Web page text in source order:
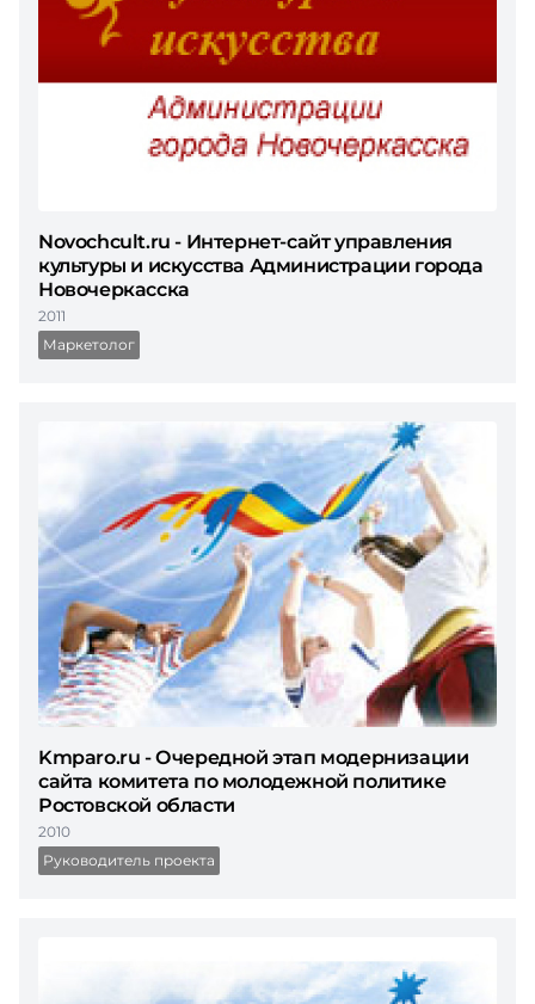
Novochcult.ru - Интернет-сайт управления
культуры и искусства Администрации города
Новочеркасска
2011
Маркетолог
Kmparo.ru - Очередной этап модернизации
сайта комитета по молодежной политике
Ростовской области
2010
Руководитель проекта